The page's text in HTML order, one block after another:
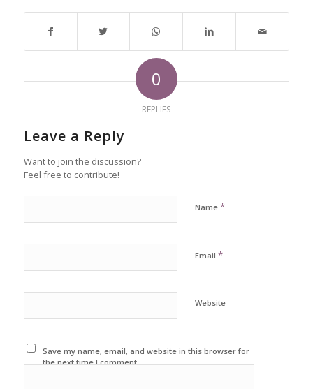
0
REPLIES
Leave a Reply
Want to join the discussion?
Feel free to contribute!
Name *
Email *
Website
Save my name, email, and website in this browser for
the next time I comment.